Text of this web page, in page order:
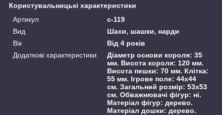
Користувальницькі характеристики
Артикул
c-119
Вид
Шахи, шашки, нарди
Вік
Від 4 років
Додаткові характеристики
Діаметр основи короля: 35
мм. Висота короля: 120 мм.
Висота пешки: 70 мм. Клітка:
55 мм. Ігрове поле: 44х44
см. Загальний розмір: 53х53
см. Обважнювачі фігур: ні.
Матеріал фігур: дерево.
Матеріал дошки: дерево.